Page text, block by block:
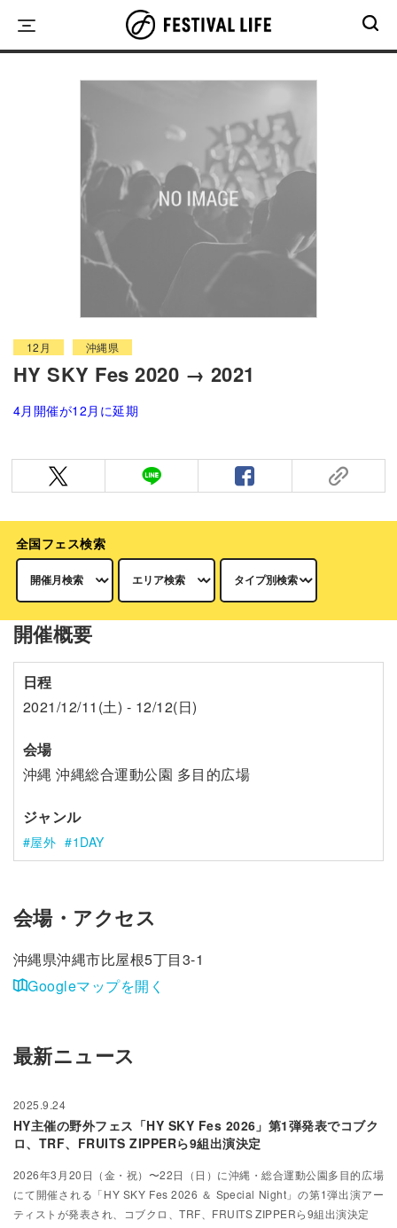
content
12月 沖縄県
HY SKY Fes 2020 → 2021
4月開催が12月に延期
全国フェス検索
開催概要
日程
2021/12/11(土) - 12/12(日)
会場
沖縄 沖縄総合運動公園 多目的広場
ジャンル
屋外 1DAY
会場・アクセス
沖縄県沖縄市比屋根5丁目3-1
Googleマップを開く
最新ニュース
2025.9.24
HY主催の野外フェス「HY SKY Fes 2026」第1弾発表でコブク
ロ、TRF、FRUITS ZIPPERら9組出演決定
2026年3月20日（金・祝）〜22日（日）に沖縄・総合運動公園多目的広場
にて開催される「HY SKY Fes 2026 ＆ Special Night」の第1弾出演アー
ティストが発表され、コブクロ、TRF、FRUITS ZIPPERら9組出演決定